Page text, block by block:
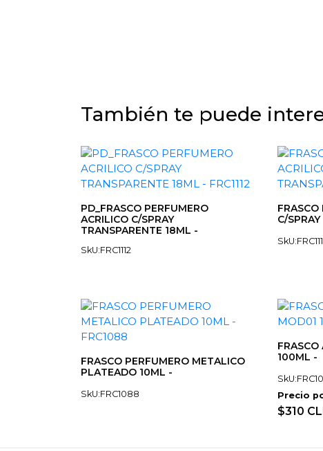
También te puede
PD_FRASCO PERFUMERO
ACRILICO C/SPRAY
TRANSPARENTE 18ML -
SkU:FRC1112
FRASCO
C/
FRASCO PERFUMERO METALICO
PLATEADO 10ML -
SkU:FRC1088
100ML -
Precio
$310